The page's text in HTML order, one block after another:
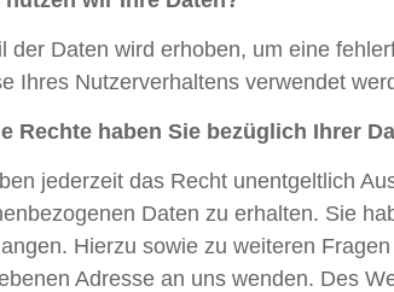
der Daten wird erhoben, um eine
Ihres Nutzerverhaltens verwendet
Rechte haben Sie bezüglich Ihrer
jederzeit das Recht unentgeltlich
Daten zu erhalten. Sie
Hierzu sowie zu weiteren
Adresse an uns wenden. Des